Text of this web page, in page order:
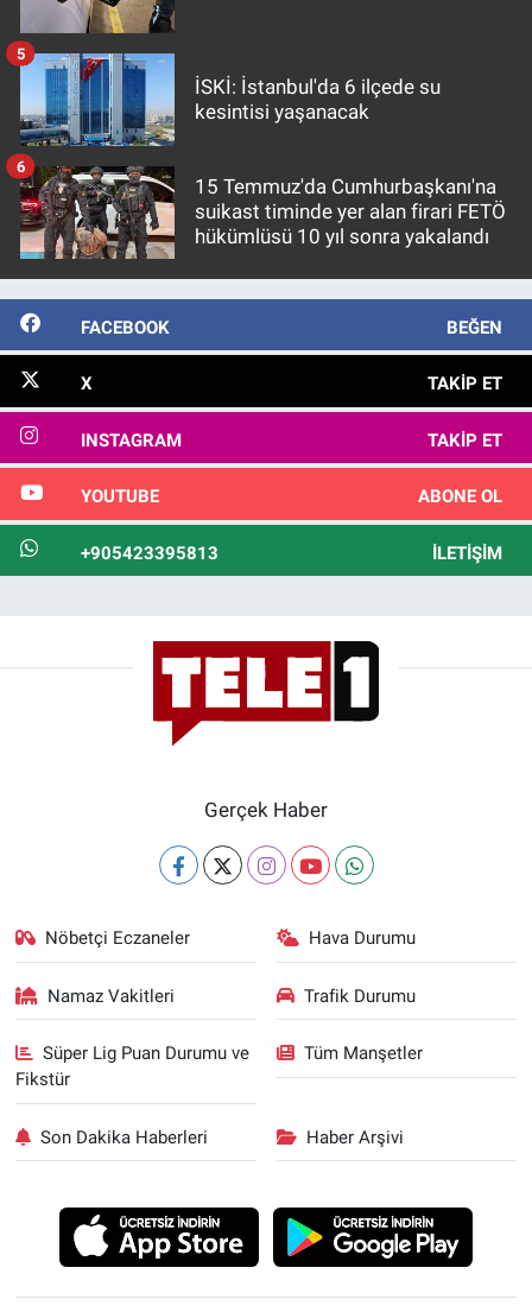
İSKİ: İstanbul'da 6 ilçede su
kesintisi yaşanacak
5
15 Temmuz'da Cumhurbaşkanı'na
suikast timinde yer alan firari FETÖ
hükümlüsü 10 yıl sonra yakalandı
6
FACEBOOK BEĞEN
X TAKIP ET
INSTAGRAM TAKIP ET
YOUTUBE ABONE OL
+905423395813 İLETIŞIM
Gerçek Haber
Nöbetçi Eczaneler Hava Durumu
Namaz Vakitleri Trafik Durumu
Süper Lig Puan Durumu ve
Fikstür
Tüm Manşetler
Son Dakika Haberleri Haber Arşivi